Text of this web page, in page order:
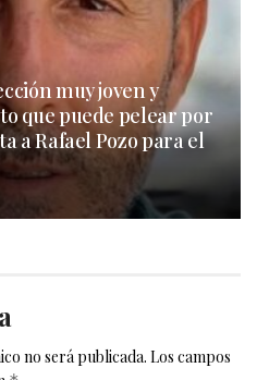
muy joven y
que puede pelear por
a Rafael Pozo para el
no será publicada. Los campos